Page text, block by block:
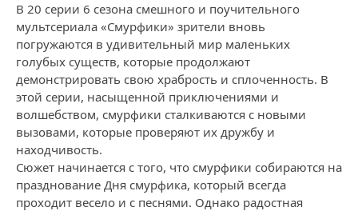
В 20 серии 6 сезона смешного и поучительного
мультсериала «Смурфики» зрители вновь
погружаются в удивительный мир маленьких
голубых существ, которые продолжают
демонстрировать свою храбрость и сплоченность. В
этой серии, насыщенной приключениями и
волшебством, смурфики сталкиваются с новыми
вызовами, которые проверяют их дружбу и
находчивость.
Сюжет начинается с того, что смурфики собираются на
празднование Дня смурфика, который всегда
проходит весело и с песнями. Однако радостная